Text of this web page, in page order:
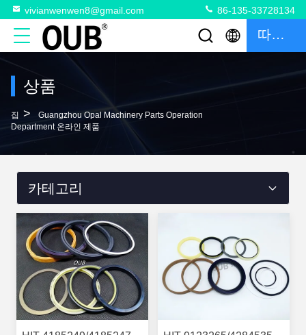
vivianwenwen8@gmail.com 86-135-33728134
따옴표
상품
집 >
Guangzhou Opal Machinery Parts Operation
Department 온라인 제품
카테고리